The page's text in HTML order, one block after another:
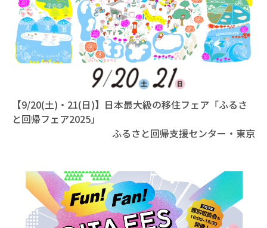
【9/20(土)・21(日)】日本最大級の移住フェア「ふるさ
と回帰フェア2025」
ふるさと回帰支援センター・東京